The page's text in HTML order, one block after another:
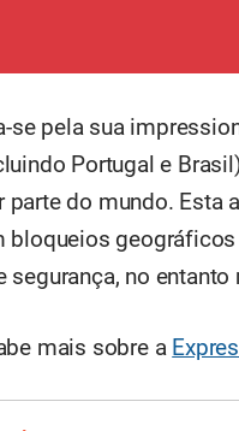
se pela sua
Portugal e
parte do mundo. Esta
bloqueios
no entanto
mais sobre a